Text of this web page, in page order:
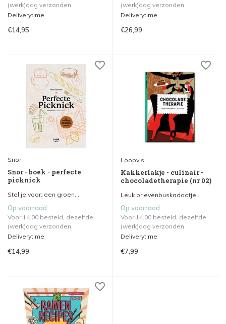
(werk)dag verzonden.
Deliverytime
€14,95
(werk)dag verzonden.
Deliverytime
€26,99
Snor
Snor - boek - perfecte
picknick
Stel je voor: een groen...
Op voorraad
Voor 14.00 besteld, dezelfde
(werk)dag verzonden.
Deliverytime
€14,99
Loopvis
Kakkerlakje - culinair -
chocoladetherapie (nr 02)
Leuk brievenbuskadootje...
Op voorraad
Voor 14.00 besteld, dezelfde
(werk)dag verzonden.
Deliverytime
€7,99